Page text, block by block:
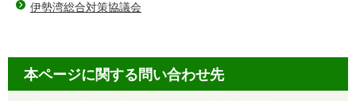
伊勢湾総合対策協議会
本ページに関する問い合わせ先